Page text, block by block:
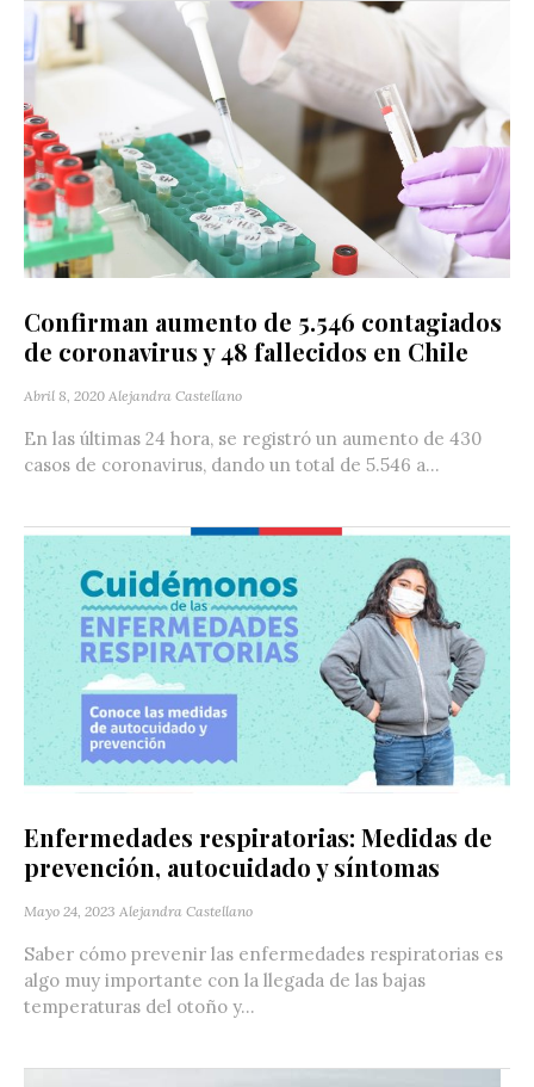
Confirman aumento de 5.546 contagiados
de coronavirus y 48 fallecidos en Chile
Abril 8, 2020 Alejandra Castellano
En las últimas 24 hora, se registró un aumento de 430
casos de coronavirus, dando un total de 5.546 a...
Enfermedades respiratorias: Medidas de
prevención, autocuidado y síntomas
Mayo 24, 2023 Alejandra Castellano
Saber cómo prevenir las enfermedades respiratorias es
algo muy importante con la llegada de las bajas
temperaturas del otoño y...